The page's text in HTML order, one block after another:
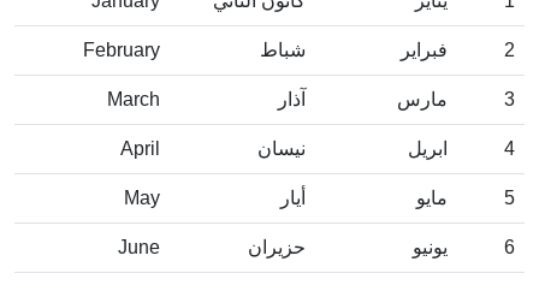
فبراير شباط February
مارس آذار March
ابريل نيسان April
مايو أيار May
يونيو حزيران June